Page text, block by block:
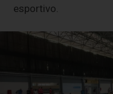
esportivo.